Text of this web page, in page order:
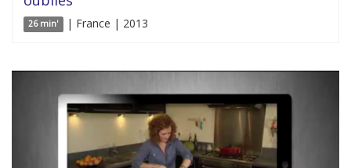
26 min' | France | 2013